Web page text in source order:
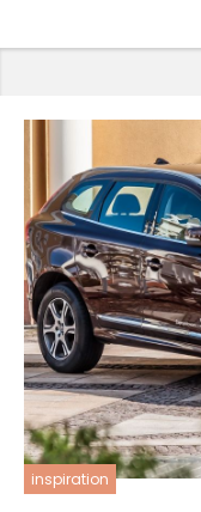
inspiration